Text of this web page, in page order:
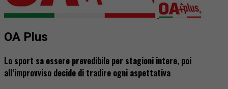
OA Plus
Lo sport sa essere prevedibile per stagioni intere, poi
all’improvviso decide di tradire ogni aspettativa